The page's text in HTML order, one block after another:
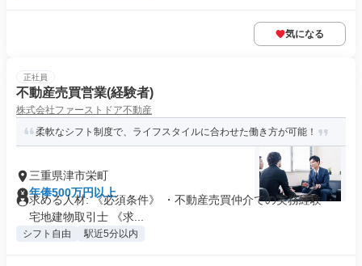
気になる
正社員
不動産売買営業(経験者)
株式会社ファーストドア不動産
柔軟なシフト制度で、ライフスタイルに合わせた働き方が可能！
三重県津市栄町
年俸500万円以上
求める人材: 《必須条件》 ・不動産売買仲介での実務経験 ・
宅地建物取引士 《求...
シフト自由 駅近5分以内